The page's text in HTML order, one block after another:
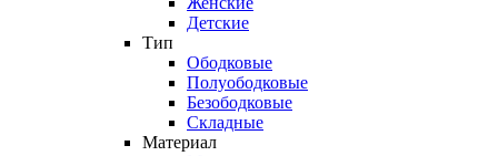
Детские
Тип
Ободковые
Полуободковые
Безободковые
Складные
Материал